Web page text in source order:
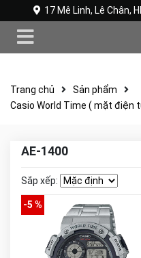
17 Mê Linh, Lê Chân,
Trang chủ
Sản phẩm
Casio World Time ( mặt điện
AE-1400
Sắp xếp:
-5 %